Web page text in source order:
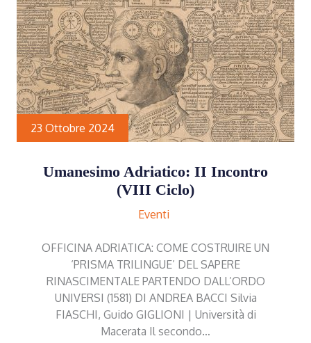
23 Ottobre 2024
Umanesimo Adriatico: II Incontro
(VIII Ciclo)
Eventi
OFFICINA ADRIATICA: COME COSTRUIRE UN
‘PRISMA TRILINGUE’ DEL SAPERE
RINASCIMENTALE PARTENDO DALL’ORDO
UNIVERSI (1581) DI ANDREA BACCI Silvia
FIASCHI, Guido GIGLIONI | Università di
Macerata Il secondo…